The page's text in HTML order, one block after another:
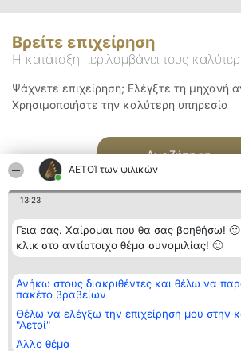
ΑΕΤΟΊ των ψιλικών
13:23
Γεια σας. Χαίρομαι που θα σας βοηθήσω!
κλικ στο αντίστοιχο θέμα συνομιλίας! 🙂
Ανήκω στους διακριθέντες και θέλω να
πακέτο βραβείων
Θέλω να ελέγξω την επιχείρηση μου στην
"Αετοί"
Άλλο θέμα
Βρείτε επιχείρηση
Η κατάταξη περιλαμβάνει τους
Ψάχνετε επιχείρηση; Ελέγξτε τη μηχανή
Χρησιμοποιήστε την καλύτερη υπηρεσία
Αναζήτηση
Διοργανωτής της
κατάταξης
BEAUTIFUL COMPANY
ΤΗΛ. ΕΠΙΚΟΙΝΩΝΙΑΣ:
2104128019
email:
Κατάταξη
Διακριθέντες
των
διακριθέντων